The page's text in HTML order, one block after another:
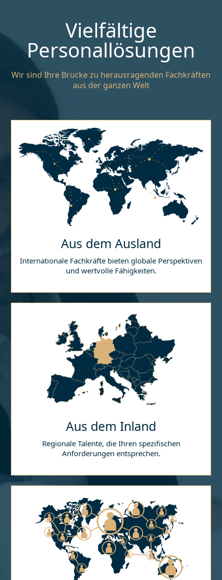
Vielfältige
Personallösungen
Wir sind Ihre Brücke zu herausragenden Fachkräften
aus der ganzen Welt
Aus dem Ausland
Internationale Fachkräfte bieten globale Perspektiven
und wertvolle Fähigkeiten.
Aus dem Inland
Regionale Talente, die Ihren spezifischen
Anforderungen entsprechen.